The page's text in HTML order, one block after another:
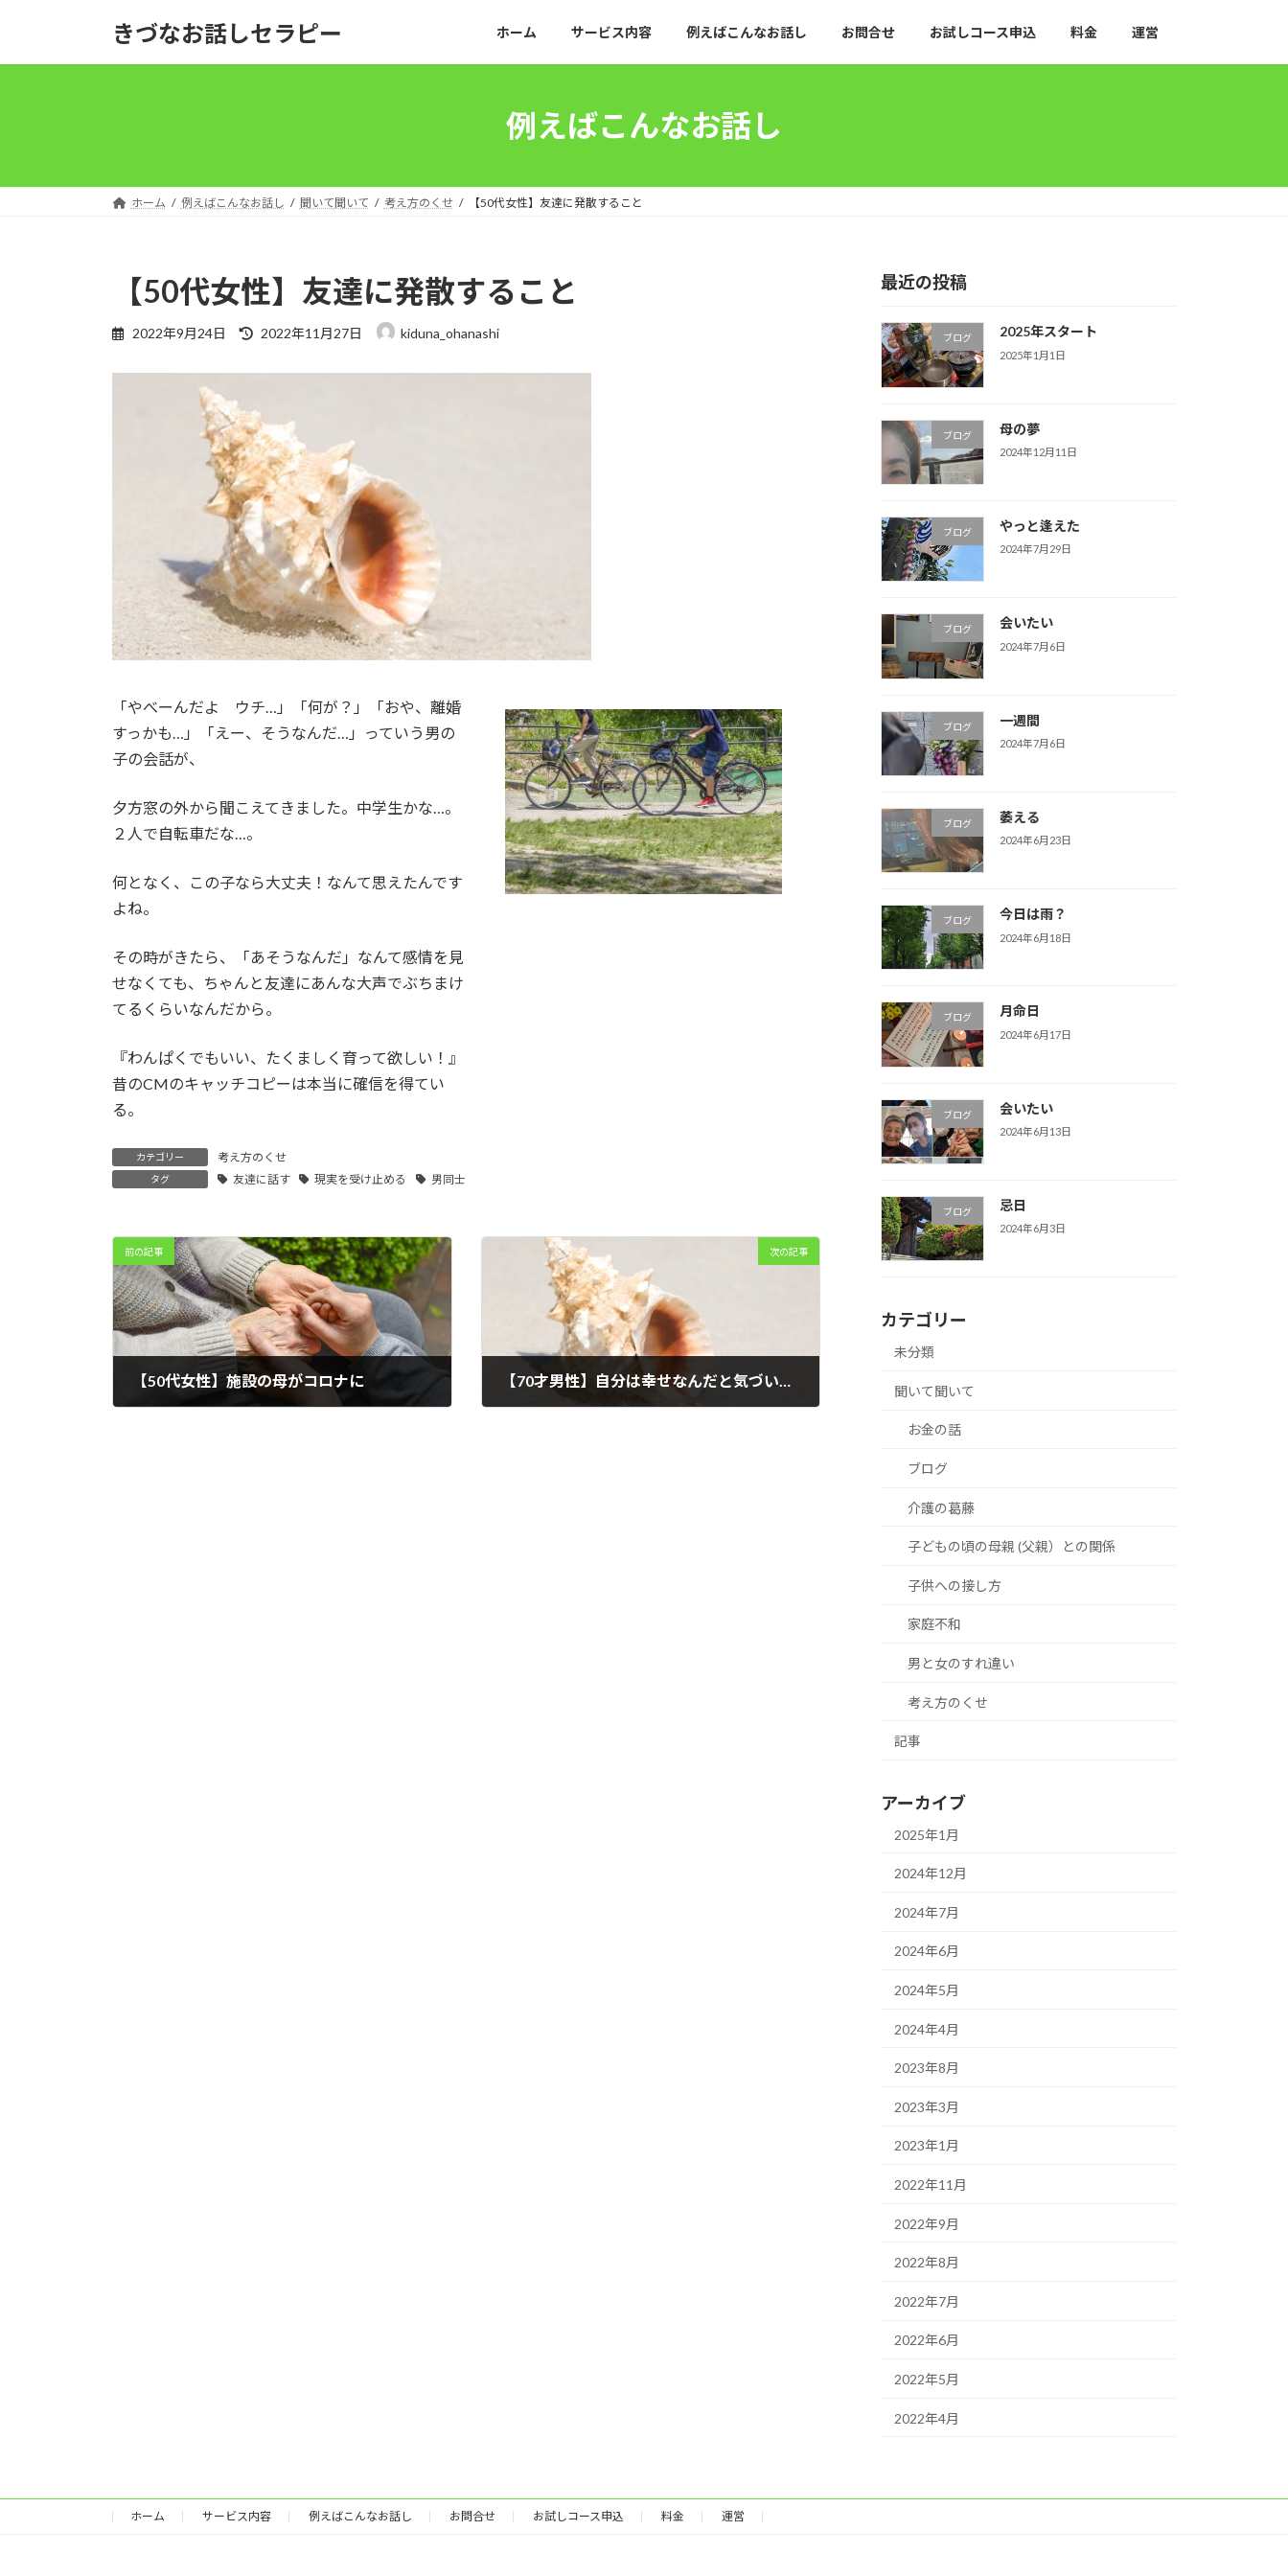
きづなお話しセラピー ホーム サービス内容 例えばこんなお話し お問合せ お試しコース申込 料金 運営
例えばこんなお話し
ホーム 例えばこんなお話し 聞いて聞いて 考え方のくせ 【50代女性】友達に発散すること
【50代女性】友達に発散すること
2022年9月24日 2022年11月27日 kiduna_ohanashi
「やべーんだよ ウチ…」「何が？」「おや、離婚
すっかも…」「えー、そうなんだ…」っていう男の
子の会話が、
夕方窓の外から聞こえてきました。中学生かな…。
２人で自転車だな…。
何となく、この子なら大丈夫！なんて思えたんです
よね。
その時がきたら、「あそうなんだ」なんて感情を見
せなくても、ちゃんと友達にあんな大声でぶちまけ
てるくらいなんだから。
『わんぱくでもいい、たくましく育って欲しい！』
昔のCMのキャッチコピーは本当に確信を得てい
る。
カテゴリー 考え方のくせ
タグ 友達に話す 現実を受け止める 男同士
前の記事
【50代女性】施設の母がコロナに
次の記事
【70才男性】自分は幸せなんだと気づいた時
最近の投稿
ブログ 2025年スタート
2025年1月1日
ブログ 母の夢
2024年12月11日
ブログ やっと逢えた
2024年7月29日
ブログ 会いたい
2024年7月6日
ブログ 一週間
2024年7月6日
ブログ 萎える
2024年6月23日
ブログ 今日は雨？
2024年6月18日
ブログ 月命日
2024年6月17日
ブログ 会いたい
2024年6月13日
ブログ 忌日
2024年6月3日
カテゴリー
未分類
聞いて聞いて
お金の話
ブログ
介護の葛藤
子どもの頃の母親 (父親）との関係
子供への接し方
家庭不和
男と女のすれ違い
考え方のくせ
記事
アーカイブ
2025年1月
2024年12月
2024年7月
2024年6月
2024年5月
2024年4月
2023年8月
2023年3月
2023年1月
2022年11月
2022年9月
2022年8月
2022年7月
2022年6月
2022年5月
2022年4月
ホーム サービス内容 例えばこんなお話し お問合せ お試しコース申込 料金 運営